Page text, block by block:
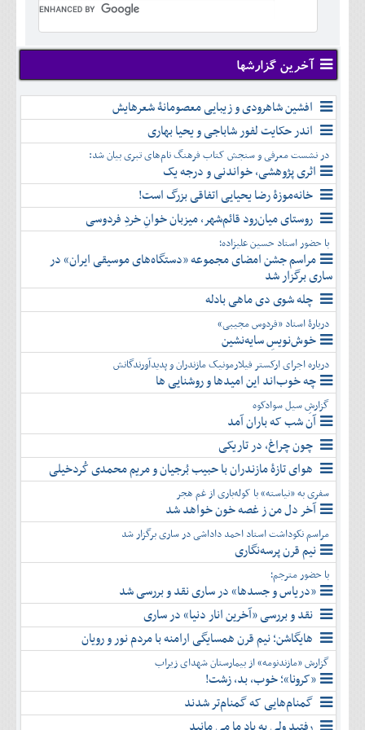
دی
بهمن
اسفند
آبان
آذر
دی
بهمن
اسفند
شهريور
مهر
آبان
آذر
دی
بهمن
اسفند
تير
مرداد
شهريور
مهر
آبان
آذر
دی
بهمن
اسفند
آخرین گزارشها
افشین شاهرودی و زیبایی معصومانۀ شعرهایش
اندر حکایت لفور شاباجی و یحیا بهاری
در نشست معرفی و سنجش کتاب فرهنگ نام‌های تبری بیان شد:
اثری پژوهشی، خواندنی و درجه یک
خانه‌موزۀ رضا یحیایی اتفاقی بزرگ است!
روستای میان‌رود قائم‌شهر، میزبان خوانِ خردِ فردوسی
با حضور استاد حسین علیزاده؛
مراسم جشن امضای مجموعه «دستگاه‌های موسیقی ایران» در
ساری برگزار شد
چله شوی دی ماهی بادله
دربارۀ استاد «فردوس مجیبی»
خوش‌نویسِ سایه‌نشین
درباره اجرای ارکستر فیلارمونیک مازندران و پدیدآورندگانش
چه خوب‌اند این امیدها و روشنایی ها
گزارشِ سیل سوادکوه
آن شب که باران آمد
چون چراغ، در تاریکی
هوای تازۀ مازندران با حبیب بُرجیان و مریم محمدی کُردخیلی
سفری به «نیاسته» با کوله‌باری از غم هجر
آخر دل من ز غصه خون خواهد شد
مراسم نکوداشت استاد احمد داداشی در ساری برگزار شد
نیم قرن پرسه‌نگاری
با حضور مترجم؛
«دریاس و جسدها» در ساری نقد و بررسی شد
نقد و بررسی «آخرین انار دنیا» در ساری
هایگاشن؛ نیم قرن همسایگی ارامنه با مردم نور و رویان
گزارش «مازندنومه» از بیمارستان شهدای زیراب
«کرونا»؛ خوب، بد، زشت!
گمنام‌هایی که گمنام‌تر شدند